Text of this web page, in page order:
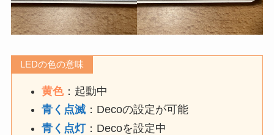
LEDの色の意味
黄色：起動中
青く点滅 ：Decoの設定が可能
青く点灯：Decoを設定中